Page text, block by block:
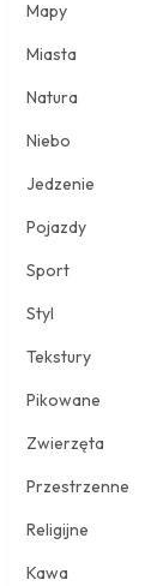
Mapy
Miasta
Natura
Niebo
Jedzenie
Pojazdy
Sport
Styl
Tekstury
Pikowane
Zwierzęta
Przestrzenne
Religijne
Kawa